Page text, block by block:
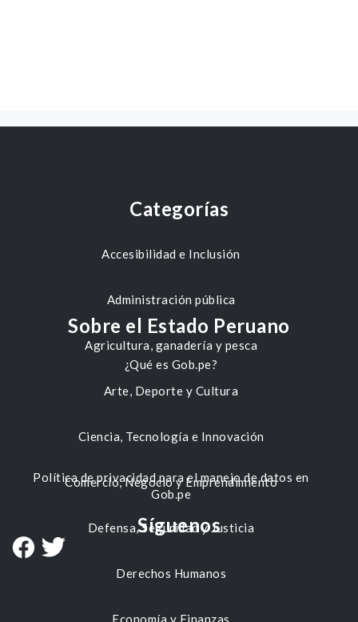
Categorías
Accesibilidad e Inclusión
Administración pública
Agricultura, ganadería y pesca
Arte, Deporte y Cultura
Ciencia, Tecnología e Innovación
Comercio, Negocio y Emprendimiento
Defensa, Seguridad y Justicia
Derechos Humanos
Economía y Finanzas
Sobre el Estado Peruano
¿Qué es Gob.pe?
Política de privacidad para el manejo de datos en
Gob.pe
Síguenos